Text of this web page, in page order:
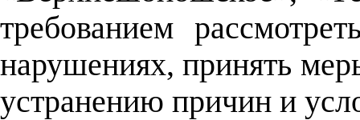
требованием
нарушениях, принять
устранению причин и